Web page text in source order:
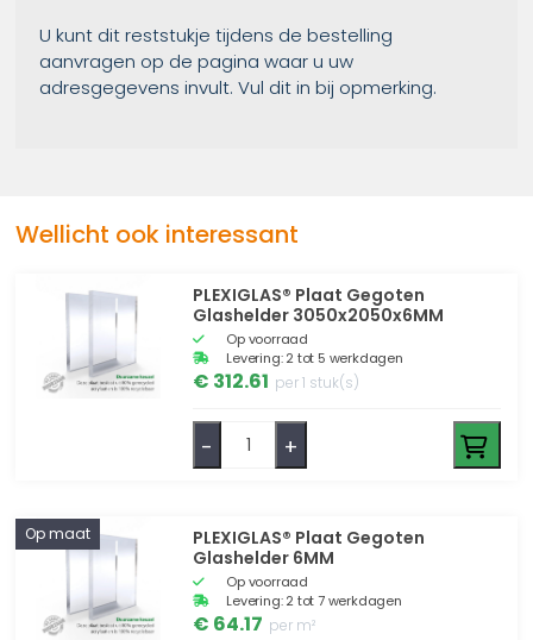
U kunt dit reststukje tijdens de bestelling
aanvragen op de pagina waar u uw
adresgegevens invult. Vul dit in bij opmerking.
Wellicht ook interessant
PLEXIGLAS® Plaat Gegoten
Glashelder 3050x2050x6MM
Op voorraad
Levering: 2 tot 5 werkdagen
€ 312.61 per 1 stuk(s)
- +
Op maat
PLEXIGLAS® Plaat Gegoten
Glashelder 6MM
Op voorraad
Levering: 2 tot 7 werkdagen
€ 64.17 per m²